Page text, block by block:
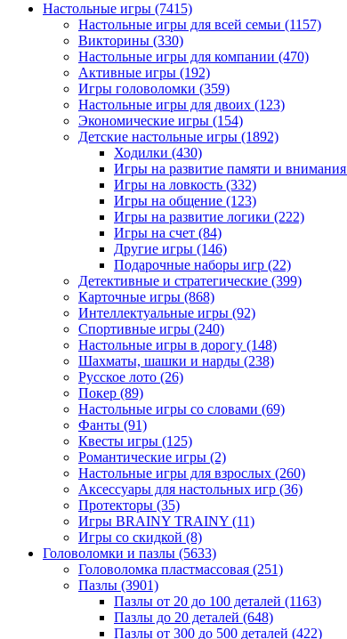
Настольные игры (7415)
Настольные игры для всей семьи (1157)
Викторины (330)
Настольные игры для компании (470)
Активные игры (192)
Игры головоломки (359)
Настольные игры для двоих (123)
Экономические игры (154)
Детские настольные игры (1892)
Ходилки (430)
Игры на развитие памяти и внимания
Игры на ловкость (332)
Игры на общение (123)
Игры на развитие логики (222)
Игры на счет (84)
Другие игры (146)
Подарочные наборы игр (22)
Детективные и стратегические (399)
Карточные игры (868)
Интеллектуальные игры (92)
Спортивные игры (240)
Настольные игры в дорогу (148)
Шахматы, шашки и нарды (238)
Русское лото (26)
Покер (89)
Настольные игры со словами (69)
Фанты (91)
Квесты игры (125)
Романтические игры (2)
Настольные игры для взрослых (260)
Аксессуары для настольных игр (36)
Протекторы (35)
Игры BRAINY TRAINY (11)
Игры со скидкой (8)
Головоломки и пазлы (5633)
Головоломка пластмассовая (251)
Пазлы (3901)
Пазлы от 20 до 100 деталей (1163)
Пазлы до 20 деталей (648)
Пазлы от 300 до 500 деталей (422)